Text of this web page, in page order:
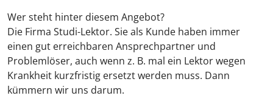
Wer steht hinter diesem Angebot?
Die Firma Studi-Lektor. Sie als Kunde haben immer
einen gut erreichbaren Ansprechpartner und
Problemlöser, auch wenn z. B. mal ein Lektor wegen
Krankheit kurzfristig ersetzt werden muss. Dann
kümmern wir uns darum.